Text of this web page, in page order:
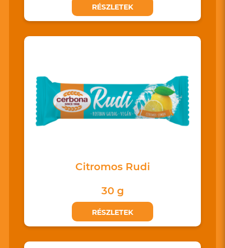
RÉSZLETEK
Citromos Rudi
30 g
RÉSZLETEK